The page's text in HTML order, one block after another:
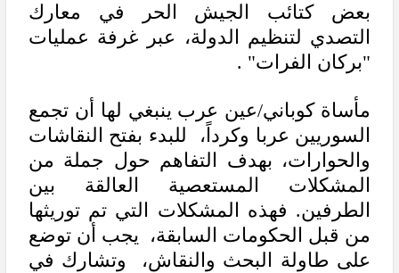
بعض كتائب الجيش الحر في معارك
التصدي لتنظيم الدولة، عبر غرفة عمليات
"بركان الفرات" .
مأساة كوباني/عين عرب ينبغي لها أن تجمع
السوريين عربا وكرداً، للبدء بفتح النقاشات
والحوارات، بهدف التفاهم حول جملة من
المشكلات المستعصية العالقة بين
الطرفين. فهذه المشكلات التي تم توريثها
من قبل الحكومات السابقة، يجب أن توضع
على طاولة البحث والنقاش، وتشارك في